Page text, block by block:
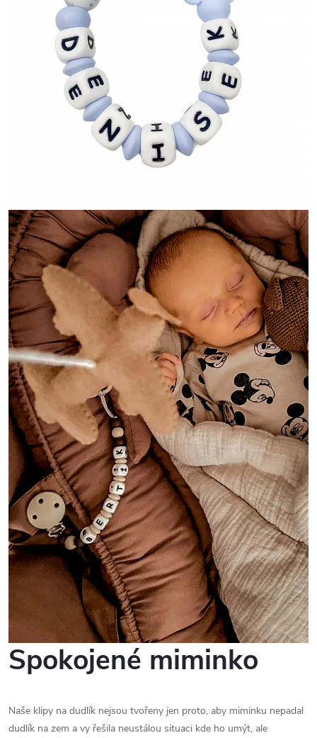
Spokojené miminko
Naše klipy na dudlík nejsou tvořeny jen proto, aby miminku nepadal
dudlík na zem a vy řešila neustálou situaci kde ho umýt, ale